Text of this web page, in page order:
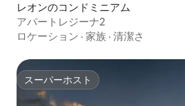
レオンのコンドミニアム
アパートレジーナ2
ロケーション · 家族 · 清潔さ
スーパーホスト
スーパーホスト